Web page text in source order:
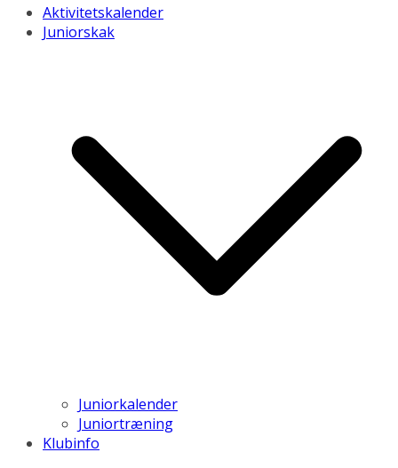
Aktivitetskalender
Juniorskak
Juniorkalender
Juniortræning
Klubinfo